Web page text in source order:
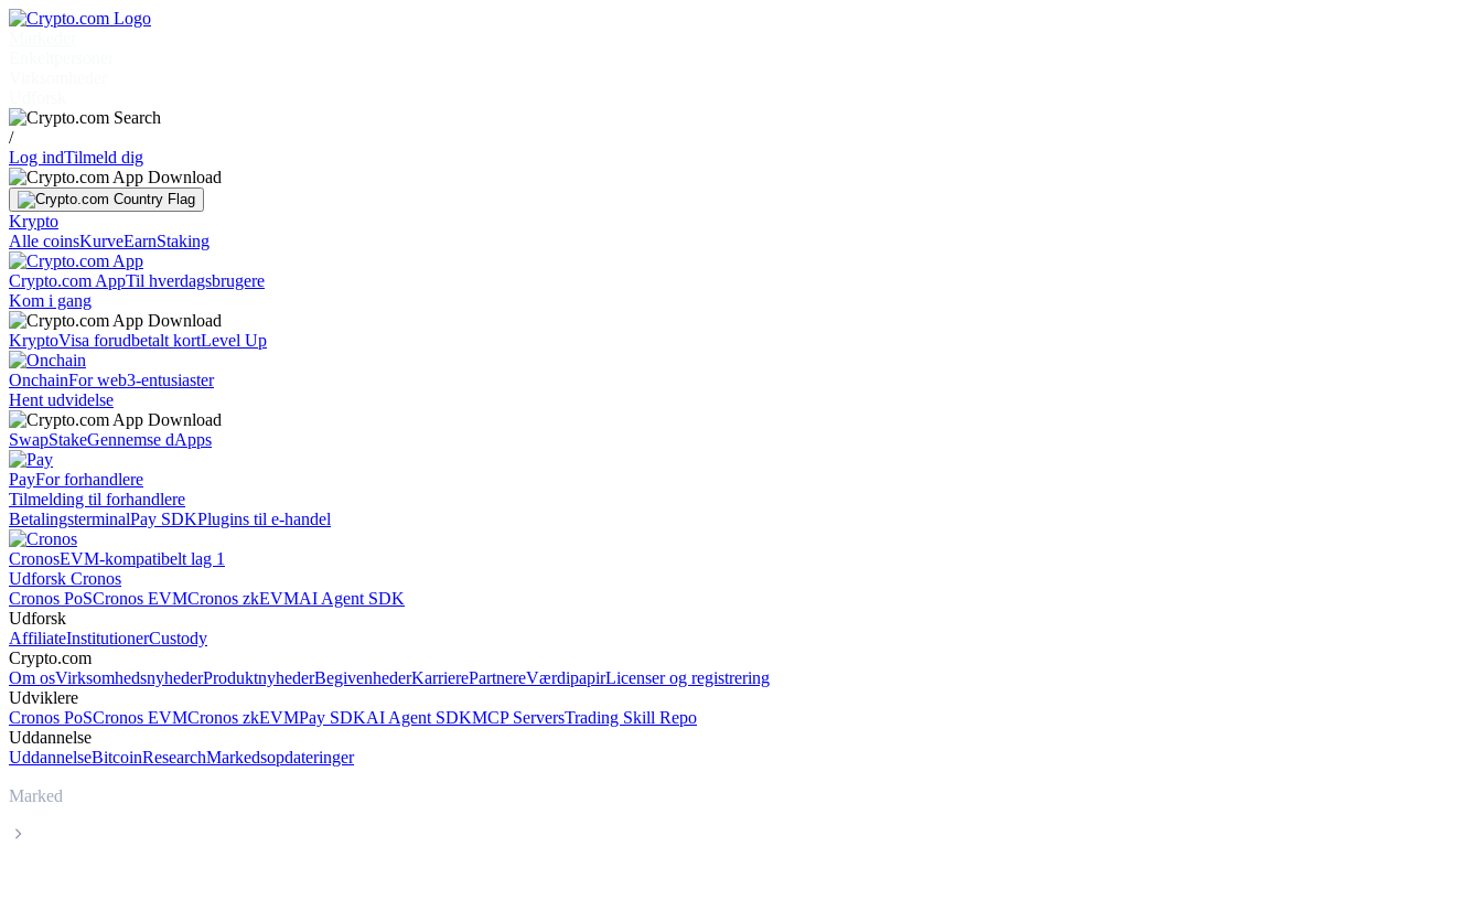
/
Log indTilmeld dig
Krypto
Alle coinsKurveEarnStaking
Crypto.com AppTil hverdagsbrugere
Kom i gang
KryptoVisa forudbetalt kortLevel Up
OnchainFor web3-entusiaster
Hent udvidelse
SwapStakeGennemse dApps
PayFor forhandlere
Tilmelding til forhandlere
BetalingsterminalPay SDKPlugins til e-handel
CronosEVM-kompatibelt lag 1
Udforsk Cronos
Cronos PoSCronos EVMCronos zkEVMAI Agent SDK
Udforsk
AffiliateInstitutionerCustody
Crypto.com
Om osVirksomhedsnyhederProduktnyhederBegivenhederKarrierePartnereVærdipapirLicenser og registrering
Udviklere
Cronos PoSCronos EVMCronos zkEVMPay SDKAI Agent SDKMCP ServersTrading Skill Repo
Uddannelse
UddannelseBitcoinResearchMarkedsopdateringer
Marked